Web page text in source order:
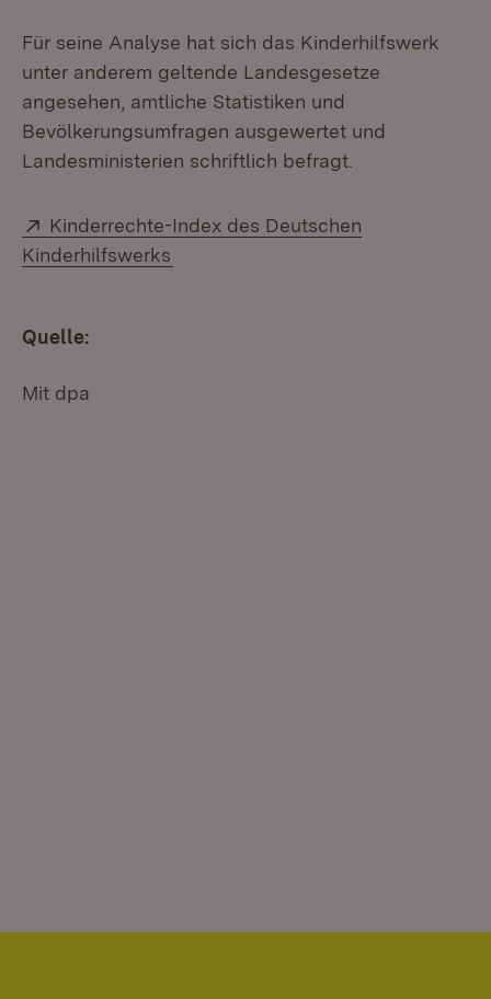
Für seine Analyse hat sich das Kinderhilfswerk
unter anderem geltende Landesgesetze
angesehen, amtliche Statistiken und
Bevölkerungsumfragen ausgewertet und
Landesministerien schriftlich befragt.
Extern:
Kinderrechte-Index des Deutschen
Kinderhilfswerks
Quelle:
Mit dpa